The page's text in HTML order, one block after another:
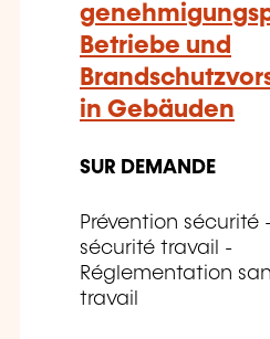
Betriebe und
in Gebäuden
SUR DEMANDE
Prévention sécurité
sécurité travail -
Réglementation
travail